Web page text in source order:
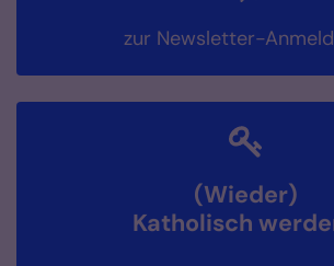
zur Newsletter-
(Wieder)
Katholisch